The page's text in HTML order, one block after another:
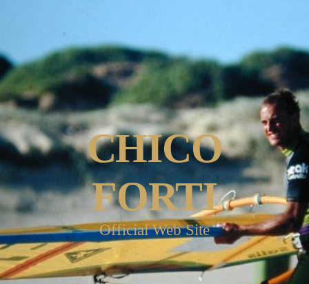
CHICO
FORTI
Official Web Site